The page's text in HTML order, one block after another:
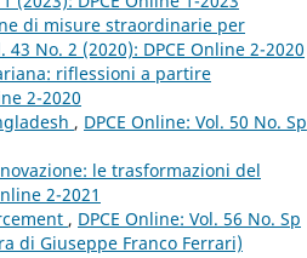
di misure straordinarie per
43 No. 2 (2020): DPCE Online 2-2020
riflessioni a partire
2-2020
, DPCE Online: Vol. 50 No. Sp
le trasformazioni del
2-2021
, DPCE Online: Vol. 56 No. Sp
di Giuseppe Franco Ferrari)